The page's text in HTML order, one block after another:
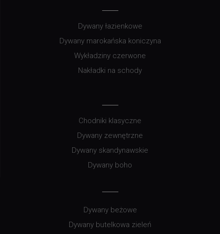
Dywany łazienkowe
Dywany marokańska koniczyna
Wykładziny czerwone
Nakładki na schody
Chodniki klasyczne
Dywany zewnętrzne
Dywany skandynawskie
Dywany boho
Dywany beżowe
Dywany butelkowa zieleń